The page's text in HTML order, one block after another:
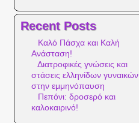
Recent Posts
Καλό Πάσχα και Καλή
Ανάσταση!
Διατροφικές γνώσεις και
στάσεις ελληνίδων γυναικών
στην εμμηνόπαυση
Πεπόνι: δροσερό και
καλοκαιρινό!